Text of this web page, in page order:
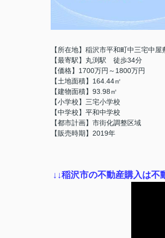
【所在地】稲沢市平和町中三宅中屋
【最寄駅】丸渕駅 徒歩34分
【価格】1700万円～1800万円
【土地面積】164.44㎡
【建物面積】93.98㎡
【小学校】三宅小学校
【中学校】平和中学校
【都市計画】市街化調整区域
【販売時期】2019年
↓ ↓稲沢市の不動産購入は不